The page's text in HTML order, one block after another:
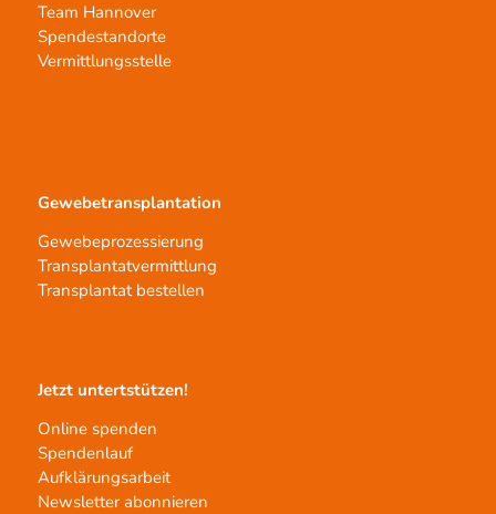
Team Hannover
Spendestandorte
Vermittlungsstelle
Gewebetransplantation
Gewebeprozessierung
Transplantatvermittlung
Transplantat bestellen
Jetzt untertstützen!
Online spenden
Spendenlauf
Aufklärungsarbeit
Newsletter abonnieren